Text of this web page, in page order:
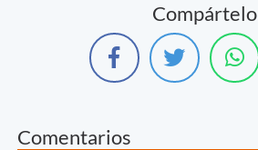
Compártelo
Comentarios